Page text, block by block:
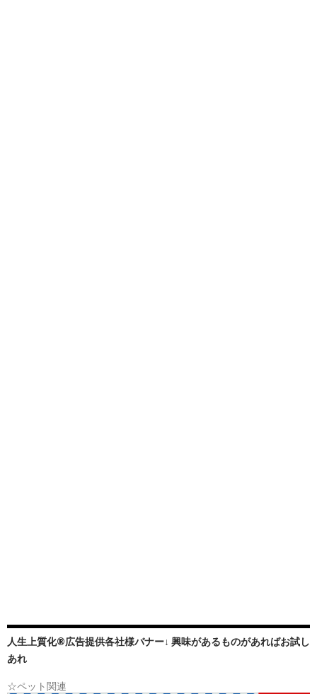
人生上質化®広告提供各社様バナー↓ 興味があるものがあればお試し
あれ
☆ペット関連